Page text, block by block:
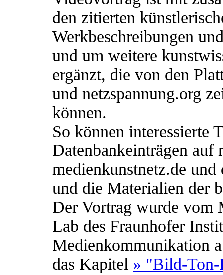
den zitierten
Werkbeschreibungen
und um weitere
ergänzt, die von den
und netzspannung.org
können.
So können interessierte
Datenbankeinträgen auf
medienkunstnetz.de
und die Materialien der
Der Vortrag wurde
Lab des Fraunhofer
Medienkommunikation
das Kapitel » "Bild-Ton-